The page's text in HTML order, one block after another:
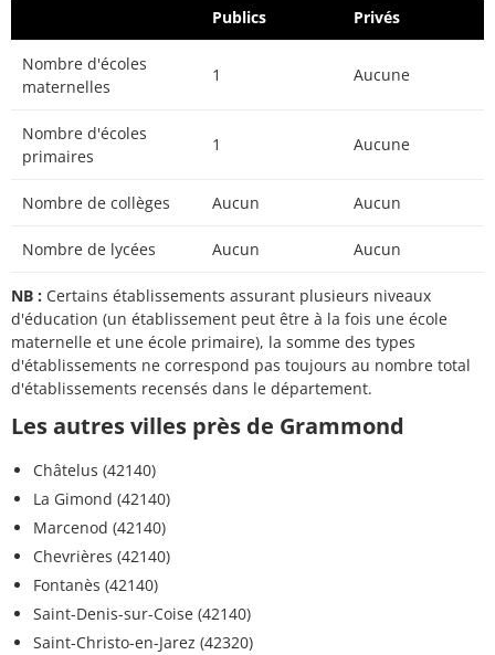
Publics Privés
Nombre d'écoles
maternelles
1 Aucune
Nombre d'écoles
primaires
1 Aucune
Nombre de collèges Aucun Aucun
Nombre de lycées Aucun Aucun
NB : Certains établissements assurant plusieurs niveaux
d'éducation (un établissement peut être à la fois une école
maternelle et une école primaire), la somme des types
d'établissements ne correspond pas toujours au nombre total
d'établissements recensés dans le département.
Les autres villes près de Grammond
Châtelus (42140)
La Gimond (42140)
Marcenod (42140)
Chevrières (42140)
Fontanès (42140)
Saint-Denis-sur-Coise (42140)
Saint-Christo-en-Jarez (42320)